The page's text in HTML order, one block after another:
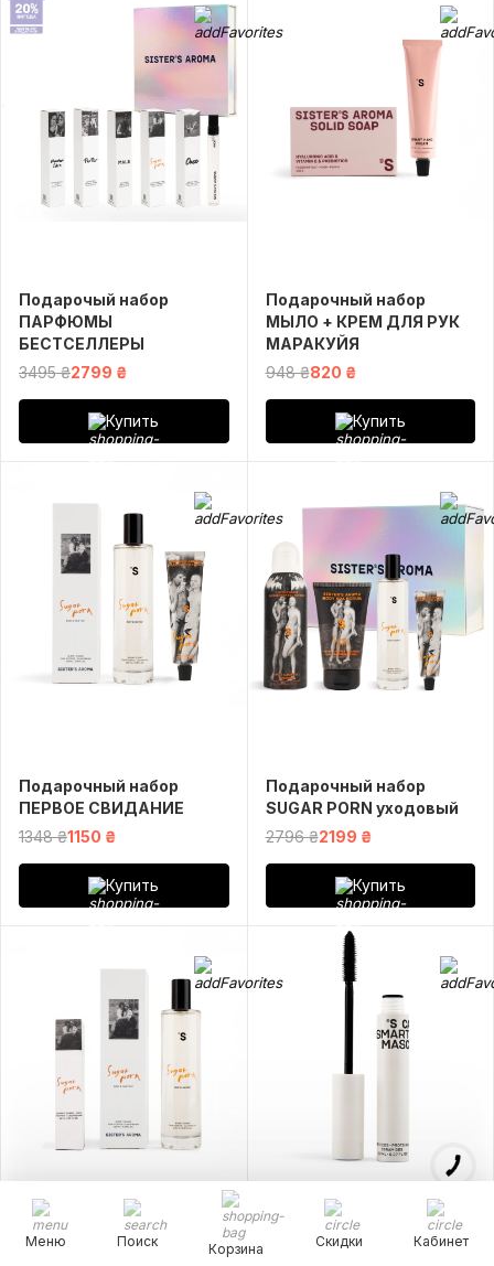
Меню Поиск Корзина Скидки Кабинет
Подарочый набор
ПАРФЮМЫ
БЕСТСЕЛЛЕРЫ
3495 ₴2799 ₴
Купить
Подарочный набор
МЫЛО + КРЕМ ДЛЯ РУК
МАРАКУЙЯ
948 ₴820 ₴
Купить
Подарочный набор
ПЕРВОЕ СВИДАНИЕ
1348 ₴1150 ₴
Купить
Подарочный набор
SUGAR PORN уходовый
2796 ₴2199 ₴
Купить
Подарочный набор
(3)
Термотушь Smart Care